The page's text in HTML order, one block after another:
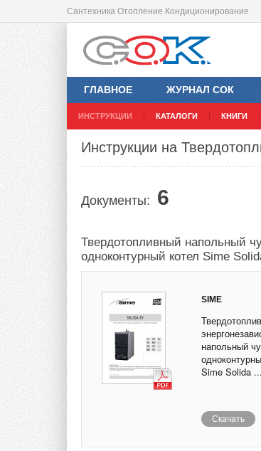
Сантехника Отопление Кондиционирование
ГЛАВНОЕ ЖУРНАЛ СОК
ИНСТРУКЦИИ КАТАЛОГИ КНИГИ
Инструкции на
Документы: 6
Твердотопливный напольный
одноконтурный котел Sime
SIME
напольный
Sime Solida ...
Скачать